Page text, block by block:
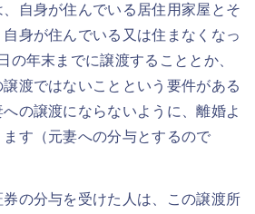
自身が住んでいる居住用家屋とそ
身が住んでいる又は住まなくなっ
の年末までに譲渡することとか、
渡ではないことという要件がある
の譲渡にならないように、離婚よ
す（元妻への分与とするので
の分与を受けた人は、この譲渡所